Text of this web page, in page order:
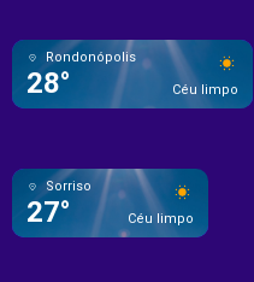
Rondonópolis
28° Céu limpo
Sorriso
27° Céu limpo